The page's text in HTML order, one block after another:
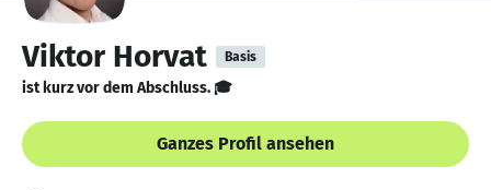
Viktor Horvat Basis
ist kurz vor dem Abschluss. 🎓
Ganzes Profil ansehen